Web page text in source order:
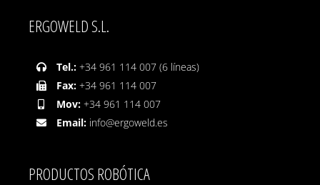
ERGOWELD S.L.
Tel.: +34 961 114 007 (6 líneas)
Fax: +34 961 114 007
Mov: +34 961 114 007
Email: info@ergoweld.es
PRODUCTOS ROBÓTICA